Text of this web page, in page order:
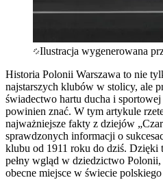
Ilustracja wygenerowana
Historia Polonii Warszawa to nie
najstarszych klubów w stolicy, ale
świadectwo hartu ducha i
powinien znać. W tym artykule
najważniejsze fakty z dziejów
sprawdzonych informacji o
klubu od 1911 roku do dziś. Dzięki
pełny wgląd w dziedzictwo
obecne miejsce w świecie